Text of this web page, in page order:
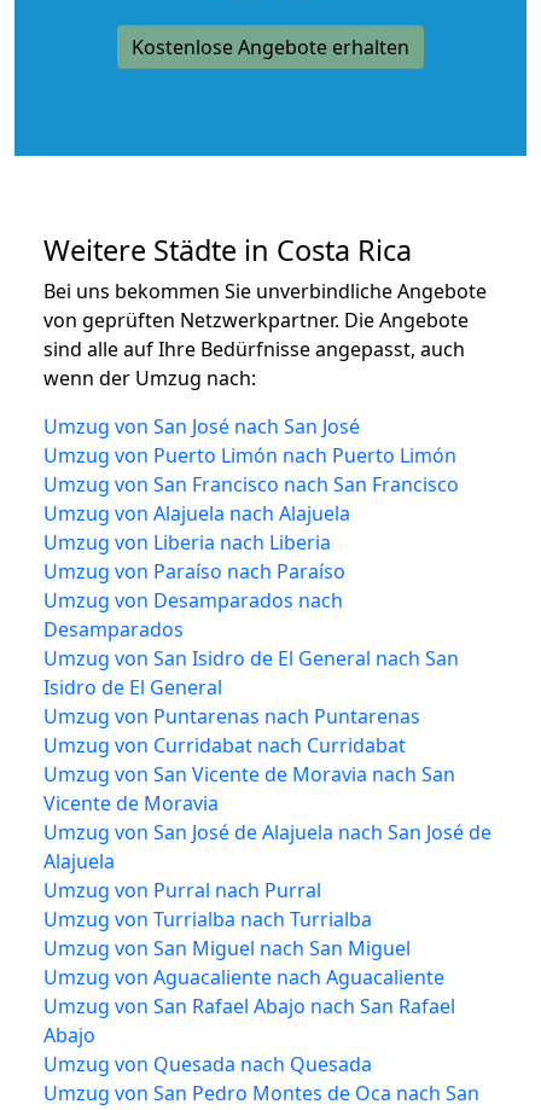
Kostenlose Angebote erhalten
Weitere Städte in Costa Rica
Bei uns bekommen Sie unverbindliche Angebote
von geprüften Netzwerkpartner. Die Angebote
sind alle auf Ihre Bedürfnisse angepasst, auch
wenn der Umzug nach:
Umzug von San José nach San José
Umzug von Puerto Limón nach Puerto Limón
Umzug von San Francisco nach San Francisco
Umzug von Alajuela nach Alajuela
Umzug von Liberia nach Liberia
Umzug von Paraíso nach Paraíso
Umzug von Desamparados nach
Desamparados
Umzug von San Isidro de El General nach San
Isidro de El General
Umzug von Puntarenas nach Puntarenas
Umzug von Curridabat nach Curridabat
Umzug von San Vicente de Moravia nach San
Vicente de Moravia
Umzug von San José de Alajuela nach San José de
Alajuela
Umzug von Purral nach Purral
Umzug von Turrialba nach Turrialba
Umzug von San Miguel nach San Miguel
Umzug von Aguacaliente nach Aguacaliente
Umzug von San Rafael Abajo nach San Rafael
Abajo
Umzug von Quesada nach Quesada
Umzug von San Pedro Montes de Oca nach San